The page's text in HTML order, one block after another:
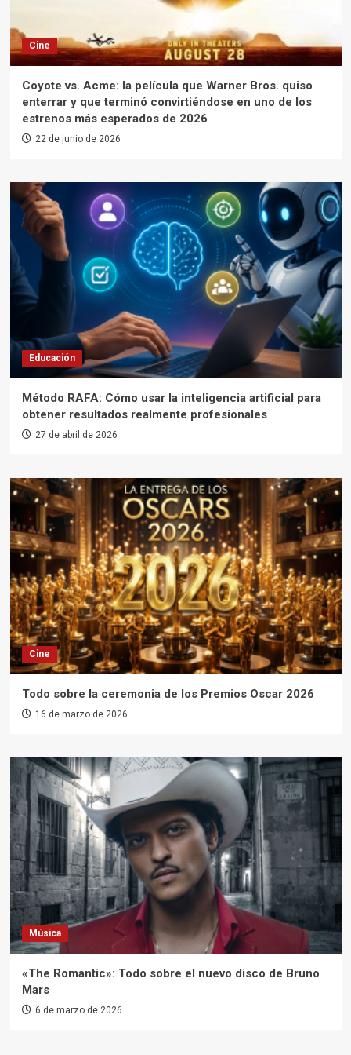
Cine
Coyote vs. Acme: la película que Warner Bros. quiso
enterrar y que terminó convirtiéndose en uno de los
estrenos más esperados de 2026
22 de junio de 2026
Educación
Método RAFA: Cómo usar la inteligencia artificial para
obtener resultados realmente profesionales
27 de abril de 2026
Cine
Todo sobre la ceremonia de los Premios Oscar 2026
16 de marzo de 2026
Música
«The Romantic»: Todo sobre el nuevo disco de Bruno
Mars
6 de marzo de 2026